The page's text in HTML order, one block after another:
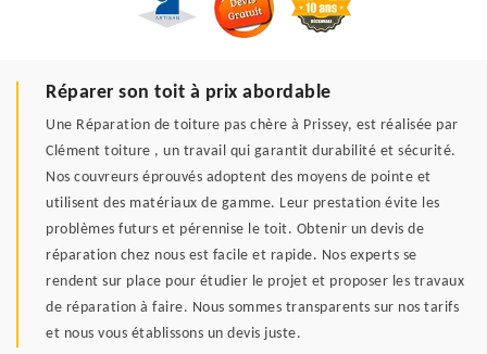
Réparer son toit à prix abordable
Une Réparation de toiture pas chère à Prissey, est réalisée par
Clément toiture , un travail qui garantit durabilité et sécurité.
Nos couvreurs éprouvés adoptent des moyens de pointe et
utilisent des matériaux de gamme. Leur prestation évite les
problèmes futurs et pérennise le toit. Obtenir un devis de
réparation chez nous est facile et rapide. Nos experts se
rendent sur place pour étudier le projet et proposer les travaux
de réparation à faire. Nous sommes transparents sur nos tarifs
et nous vous établissons un devis juste.